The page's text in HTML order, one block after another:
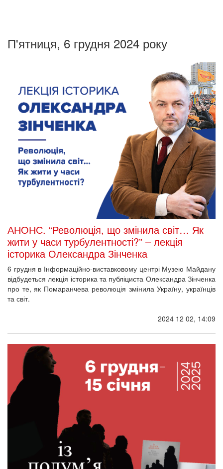
П'ятниця, 6 грудня 2024 року
АНОНС. “Революція, що змінила світ… Як
жити у часи турбулентності?” – лекція
історика Олександра Зінченка
6 грудня в Інформаційно-виставковому центрі Музею Майдану
відбудеться лекція історика та публіциста Олександра Зінченка
про те, як Помаранчева революція змінила Україну, українців
та світ.
2024 12 02, 14:09